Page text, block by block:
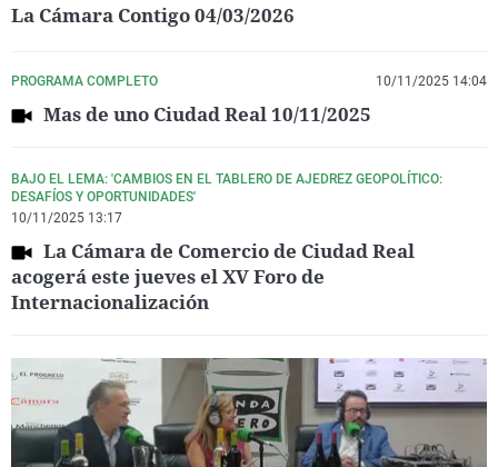
La Cámara Contigo 04/03/2026
PROGRAMA COMPLETO 10/11/2025 14:04
Mas de uno Ciudad Real 10/11/2025
BAJO EL LEMA: 'CAMBIOS EN EL TABLERO DE AJEDREZ GEOPOLÍTICO:
DESAFÍOS Y OPORTUNIDADES'
10/11/2025 13:17
La Cámara de Comercio de Ciudad Real
acogerá este jueves el XV Foro de
Internacionalización